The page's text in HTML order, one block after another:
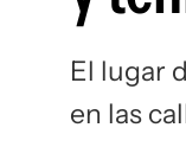
El lugar
en las